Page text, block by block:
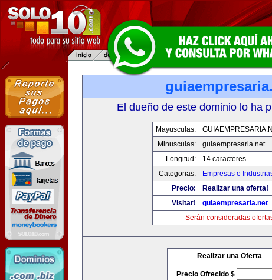
El dueño de este dominio lo ha
Mayusculas:
Minusculas:
guiaempresaria.net
Longitud:
14 caracteres
Categorias:
Empresas e
Precio:
Realizar una oferta!
Visitar!
guiaempresaria.net
Serán consideradas
Realizar una Oferta
Precio Ofrecido $